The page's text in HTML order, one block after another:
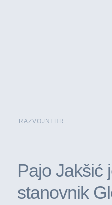
RAZVOJNI.HR
Pajo Jakšić
stanovnik